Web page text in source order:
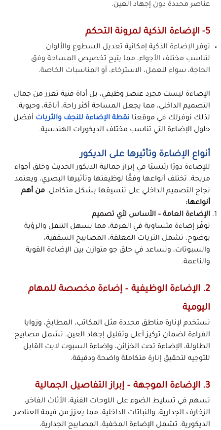
عناصر محددة دون إجهاد العين.
5- الإضاءة الذكية لمرونة التحكم
توفر الإضاءة الذكية إمكانية تعديل السطوع والألوان
لتناسب مختلف الأجواء، مما يتيح تخصيص المساحة وفق
الحاجة، سواء للعمل، الاسترخاء، أو المناسبات الخاصة.
الإضاءة ليست مجرد عنصر وظيفي، بل أداة فنية تعزز من جمال
التصميم الداخلي، مما يجعل المساحة أكثر راحة، أناقة، وحيوية.
لذلك نوفرلك في موقعنا نقطة الإضاءة للنجف والثريات أفضل
حلول الإضاءة التي تناسب مختلف الديكورات الهندسية.
أنواع الإضاءة وتأثيرها على الديكور
للإضاءة دورًا رئيسيًا في إبراز جمالية الديكور الحديث وخلق أجواء
مريحة. تختلف أنواعها وفقًا لوظيفتها وتأثيرها البصري، ويعتمد
نجاح التصميم الداخلي على تنسيقها بشكل متكامل. من أهم
أنواعها:
الإضاءة العامة – الأساس لأي تصميم
توفّر إضاءة متساوية في الغرفة، مما يسهل التنقل والرؤية
بوضوح. تشمل الثريات المعلقة، المصابيح السقفية،
والسبوتات، وتساعد في خلق جو متوازن بين الإضاءة القوية
والناعمة.
2. الإضاءة الوظيفية – إضاءة مخصصة للمهام
اليومية
تستخدم لإنارة مناطق محددة مثل المكاتب، المطابخ، وزوايا
القراءة لضمان تركيز أعلى وتقليل إجهاد العين. تشمل مصابيح
الطاولة، الإضاءة تحت الخزائن، وإضاءة السبوت لايت القابل
للتوجيه لتحقيق إنارة متكاملة واضحة ودقيقة.
3. الإضاءة الموجهة – إبراز التفاصيل الجمالية
تسهم في تسليط الضوء على اللوحات الفنية، الأثاث الفاخر،
الزخارف الجدارية، والنباتات الداخلية، مما يعزز من قيمة العناصر
الديكورية. تشمل الإضاءة المخفية، المصابيح الجدارية،